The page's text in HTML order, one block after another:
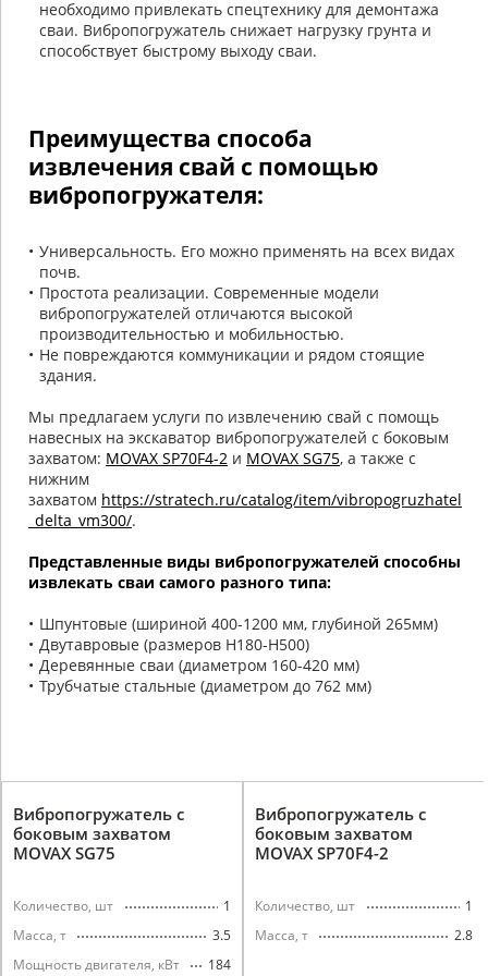
необходимо привлекать спецтехнику для демонтажа
сваи. Вибропогружатель снижает нагрузку грунта и
способствует быстрому выходу сваи.
Преимущества способа
извлечения свай с помощью
вибропогружателя:
Универсальность. Его можно применять на всех видах
почв.
Простота реализации. Современные модели
вибропогружателей отличаются высокой
производительностью и мобильностью.
Не повреждаются коммуникации и рядом стоящие
здания.
Мы предлагаем услуги по извлечению свай с помощь
навесных на экскаватор вибропогружателей с боковым
захватом: MOVAX SP70F4-2 и MOVAX SG75, а также с
нижним
захватом https://stratech.ru/catalog/item/vibropogruzhatel
_delta_vm300/.
Представленные виды вибропогружателей способны
извлекать сваи самого разного типа:
Шпунтовые (шириной 400-1200 мм, глубиной 265мм)
Двутавровые (размеров H180-H500)
Деревянные сваи (диаметром 160-420 мм)
Трубчатые стальные (диаметром до 762 мм)
Вибропогружатель с
боковым захватом
MOVAX SG75
Количество, шт
1
Масса, т
3.5
Мощность двигателя, кВт
184
Вибропогружатель с
боковым захватом
MOVAX SP70F4-2
Количество, шт
1
Масса, т
2.8